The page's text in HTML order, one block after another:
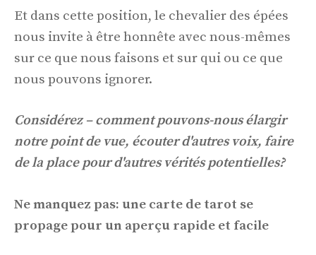
Et dans cette position, le chevalier des épées
nous invite à être honnête avec nous-mêmes
sur ce que nous faisons et sur qui ou ce que
nous pouvons ignorer.
Considérez – comment pouvons-nous élargir
notre point de vue, écouter d'autres voix, faire
de la place pour d'autres vérités potentielles?
Ne manquez pas: une carte de tarot se
propage pour un aperçu rapide et facile